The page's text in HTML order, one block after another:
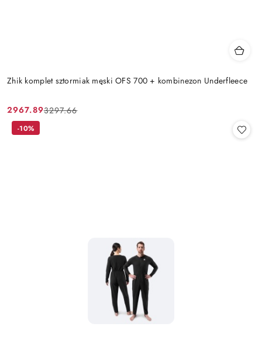
Zhik komplet sztormiak męski OFS 700 + kombinezon Underfleece
Cena
promocyjna:
2967.89
Cena
przed
3297.66
-10%